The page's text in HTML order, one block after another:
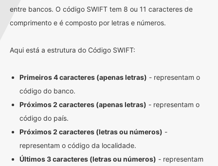
entre bancos. O código SWIFT tem 8 ou 11 caracteres de
comprimento e é composto por letras e números.
Aqui está a estrutura do Código SWIFT:
Primeiros 4 caracteres (apenas letras) - representam o
código do banco.
Próximos 2 caracteres (apenas letras) - representam o
código do país.
Próximos 2 caracteres (letras ou números) -
representam o código da localidade.
Últimos 3 caracteres (letras ou números) - representam